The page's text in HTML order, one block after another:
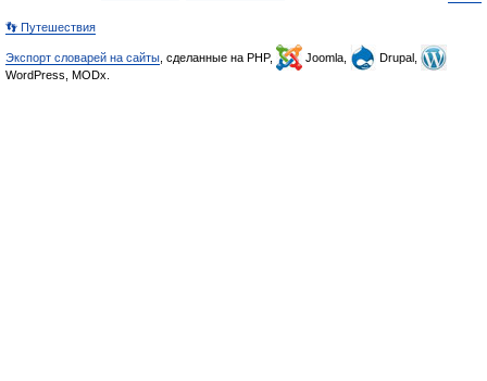
👣 Путешествия
Экспорт словарей на сайты , сделанные на PHP, Joomla,
Drupal,
WordPress, MODx.